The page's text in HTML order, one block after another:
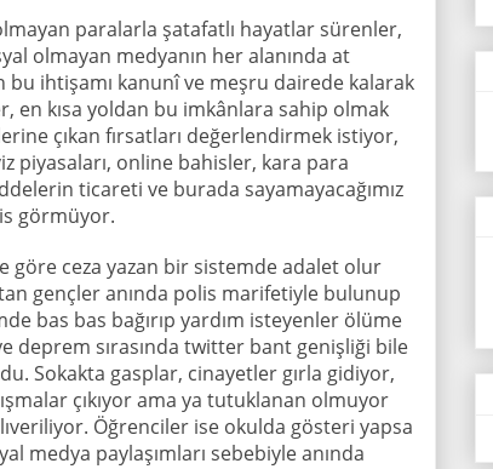
paralarla şatafatlı hayatlar sürenler,
olmayan medyanın her alanında at
ihtişamı kanunî ve meşru dairede kalarak
en kısa yoldan bu imkânlara sahip olmak
çıkan fırsatları değerlendirmek istiyor,
piyasaları, online bahisler, kara para
ticareti ve burada sayamayacağımız
görmüyor.
göre ceza yazan bir sistemde adalet olur
gençler anında polis marifetiyle bulunup
bas bas bağırıp yardım isteyenler ölüme
deprem sırasında twitter bant genişliği bile
Sokakta gasplar, cinayetler gırla gidiyor,
çıkıyor ama ya tutuklanan olmuyor
Öğrenciler ise okulda gösteri yapsa
medya paylaşımları sebebiyle anında